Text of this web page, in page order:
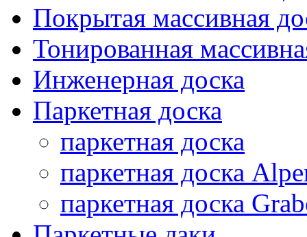
Покрытая массивная
Тонированная
Инженерная доска
Паркетная доска
паркетная доска
паркетная доска
паркетная доска